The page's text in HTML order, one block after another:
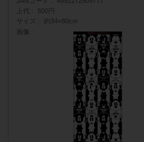
上代
500円
サイズ
約34×80cm
画像